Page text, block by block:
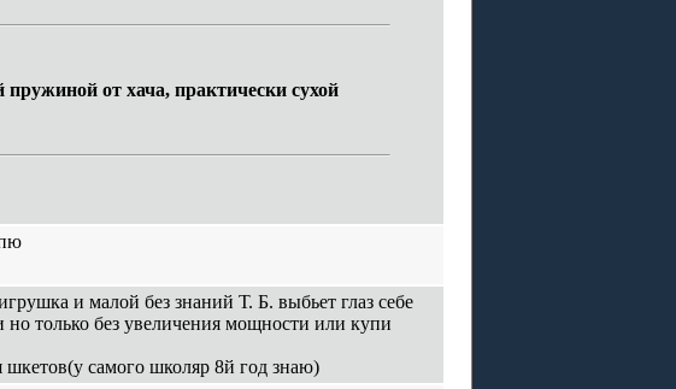
пружиной от хача, практически сухой
и малой без знаний Т. Б. выбьет глаз себе
только без увеличения мощности или купи
шкетов(у самого школяр 8й год знаю)